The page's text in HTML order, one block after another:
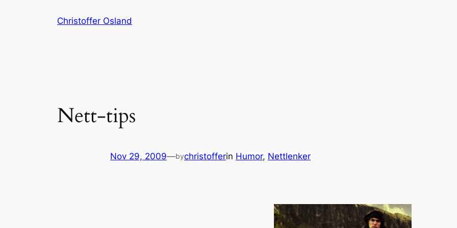
Christoffer Osland
Nett-tips
Nov 29, 2009—bychristofferin Humor, Nettlenker